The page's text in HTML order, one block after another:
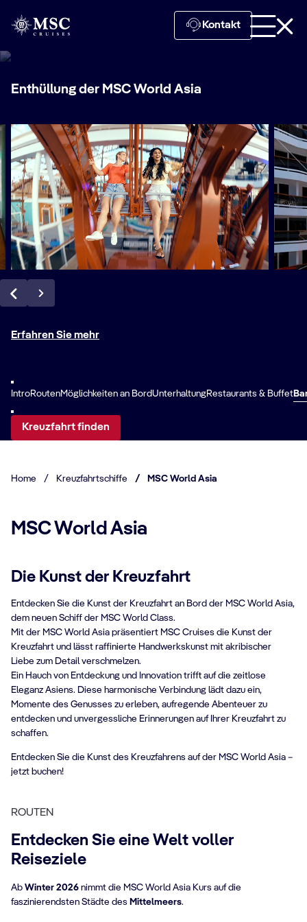
Kontakt
MSC World Asia
Enthüllung der MSC World Asia
Erfahren Sie mehr
IntroRoutenMöglichkeiten an BordUnterhaltungRestaurants & Buffet
Kreuzfahrt finden
Home / Kreuzfahrtschiffe / MSC World Asia
MSC World Asia
Die Kunst der Kreuzfahrt
Entdecken Sie die Kunst der Kreuzfahrt an Bord der MSC World Asia,
dem neuen Schiff der MSC World Class.
Mit der MSC World Asia präsentiert MSC Cruises die Kunst der
Kreuzfahrt und lässt raffinierte Handwerkskunst mit akribischer
Liebe zum Detail verschmelzen.
Ein Hauch von Entdeckung und Innovation trifft auf die zeitlose
Eleganz Asiens. Diese harmonische Verbindung lädt dazu ein,
Momente des Genusses zu erleben, aufregende Abenteuer zu
entdecken und unvergessliche Erinnerungen auf Ihrer Kreuzfahrt zu
schaffen.
Entdecken Sie die Kunst des Kreuzfahrens auf der MSC World Asia –
jetzt buchen!
ROUTEN
Entdecken Sie eine Welt voller
Reiseziele
Ab Winter 2026 nimmt die MSC World Asia Kurs auf die
faszinierendsten Städte des Mittelmeers.